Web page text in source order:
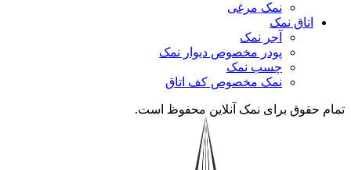
نمک مرغی
اتاق نمک
آجر نمک
پودر مخصوص دیوار نمک
چسب نمک
نمک مخصوص کف اتاق
تمام حقوق برای نمک آنلاین محفوظ است.